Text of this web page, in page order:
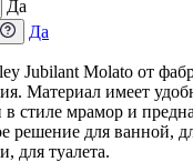
Да
Да
Jubilant Molato от
Материал имеет
стиле мрамор и
решение для ванной,
для туалета.